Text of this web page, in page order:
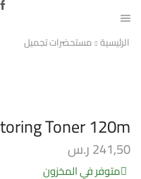
الرئيسية مستحضرات تجميل
Toner 120m
241,50ر.س
متوفر في المخزون